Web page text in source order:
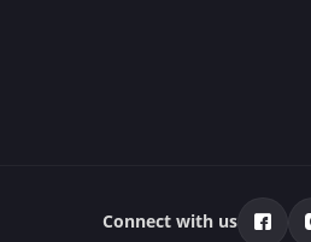
Connect with us